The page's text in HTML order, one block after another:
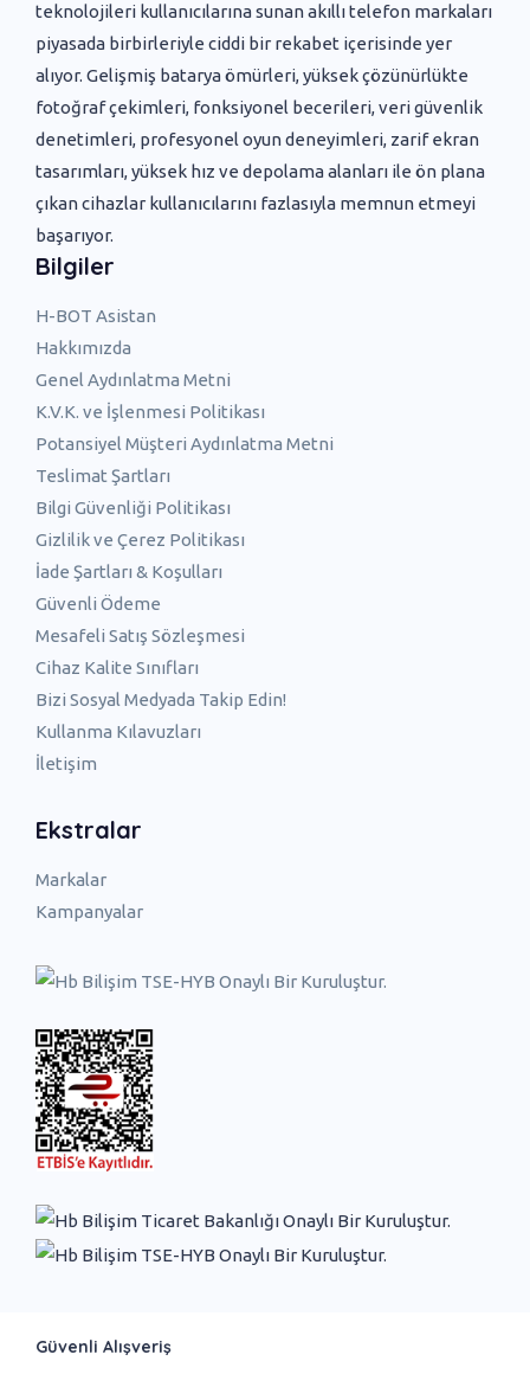
teknolojileri kullanıcılarına sunan akıllı telefon markaları
piyasada birbirleriyle ciddi bir rekabet içerisinde yer
alıyor. Gelişmiş batarya ömürleri, yüksek çözünürlükte
fotoğraf çekimleri, fonksiyonel becerileri, veri güvenlik
denetimleri, profesyonel oyun deneyimleri, zarif ekran
tasarımları, yüksek hız ve depolama alanları ile ön plana
çıkan cihazlar kullanıcılarını fazlasıyla memnun etmeyi
başarıyor.
Bilgiler
H-BOT Asistan
Hakkımızda
Genel Aydınlatma Metni
K.V.K. ve İşlenmesi Politikası
Potansiyel Müşteri Aydınlatma Metni
Teslimat Şartları
Bilgi Güvenliği Politikası
Gizlilik ve Çerez Politikası
İade Şartları & Koşulları
Güvenli Ödeme
Mesafeli Satış Sözleşmesi
Cihaz Kalite Sınıfları
Bizi Sosyal Medyada Takip Edin!
Kullanma Kılavuzları
İletişim
Ekstralar
Markalar
Kampanyalar
Güvenli Alışveriş